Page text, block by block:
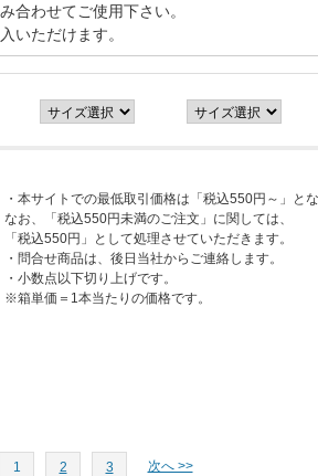
合わせてご使用下さい。
いただけます。
・本サイトでの最低取引価格は「税込550円～」とな
なお、「税込550円未満のご注文」に関しては、
「税込550円」として処理させていただきます。
・問合せ商品は、後日当社からご連絡します。
・小数点以下切り上げです。
※箱単価＝1本当たりの価格です。
1 2 3 次へ >>